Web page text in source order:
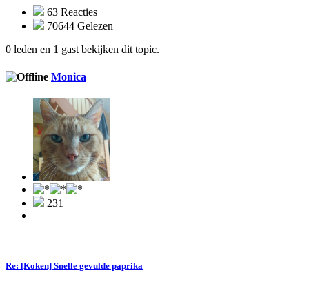
63 Reacties
70644 Gelezen
0 leden en 1 gast bekijken dit topic.
Monica
231
Re: [Koken] Snelle gevulde paprika